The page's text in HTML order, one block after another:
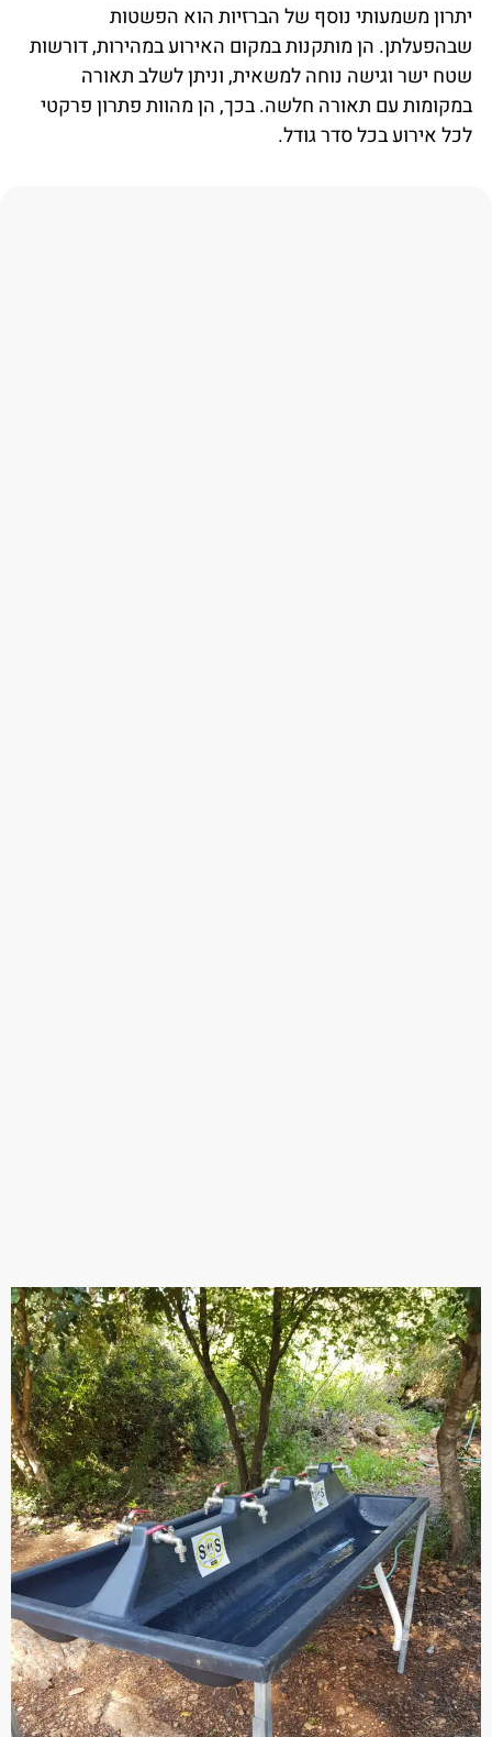
יתרון משמעותי נוסף של הברזיות הוא הפשטות
שבהפעלתן. הן מותקנות במקום האירוע במהירות, דורשות
שטח ישר וגישה נוחה למשאית, וניתן לשלב תאורה
במקומות עם תאורה חלשה. בכך, הן מהוות פתרון פרקטי
לכל אירוע בכל סדר גודל.